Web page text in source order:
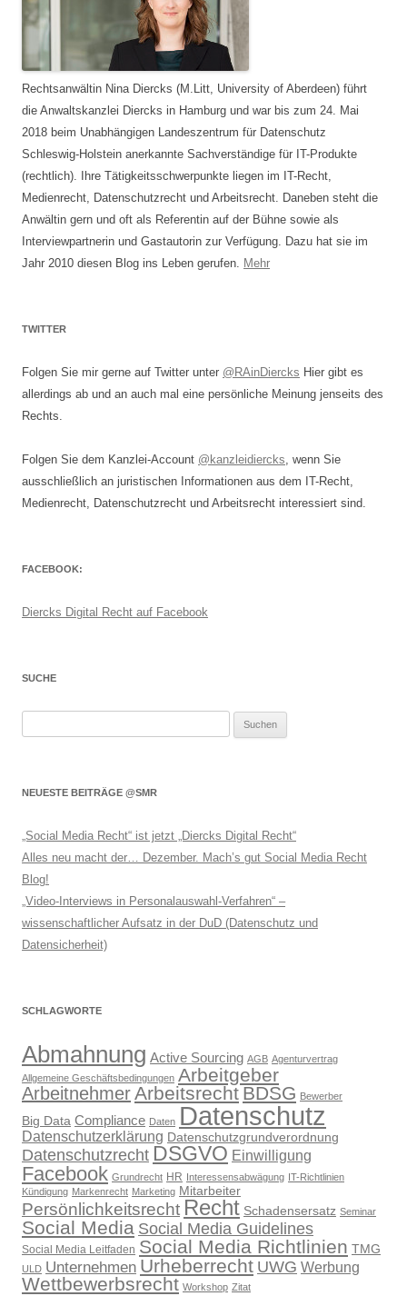
Rechtsanwältin Nina Diercks (M.Litt, University of Aberdeen) führt
die Anwaltskanzlei Diercks in Hamburg und war bis zum 24. Mai
2018 beim Unabhängigen Landeszentrum für Datenschutz
Schleswig-Holstein anerkannte Sachverständige für IT-Produkte
(rechtlich). Ihre Tätigkeitsschwerpunkte liegen im IT-Recht,
Medienrecht, Datenschutzrecht und Arbeitsrecht. Daneben steht die
Anwältin gern und oft als Referentin auf der Bühne sowie als
Interviewpartnerin und Gastautorin zur Verfügung. Dazu hat sie im
Jahr 2010 diesen Blog ins Leben gerufen. Mehr
TWITTER
Folgen Sie mir gerne auf Twitter unter @RAinDiercks Hier gibt es
allerdings ab und an auch mal eine persönliche Meinung jenseits des
Rechts.
Folgen Sie dem Kanzlei-Account @kanzleidiercks, wenn Sie
ausschließlich an juristischen Informationen aus dem IT-Recht,
Medienrecht, Datenschutzrecht und Arbeitsrecht interessiert sind.
FACEBOOK:
Diercks Digital Recht auf Facebook
SUCHE
NEUESTE BEITRÄGE @SMR
„Social Media Recht“ ist jetzt „Diercks Digital Recht“
Alles neu macht der… Dezember. Mach’s gut Social Media Recht
Blog!
„Video-Interviews in Personalauswahl-Verfahren“ –
wissenschaftlicher Aufsatz in der DuD (Datenschutz und
Datensicherheit)
SCHLAGWORTE
Abmahnung Active Sourcing AGB Agenturvertrag
Allgemeine Geschäftsbedingungen Arbeitgeber
ArbeitnehmerArbeitsrecht BDSG Bewerber
Big Data Compliance Daten Datenschutz
Datenschutzerklärung Datenschutzgrundverordnung
Datenschutzrecht DSGVO Einwilligung
Facebook Grundrecht HR Interessensabwägung IT-Richtlinien
Kündigung Markenrecht Marketing Mitarbeiter
Persönlichkeitsrecht Recht Schadensersatz Seminar
Social Media Social Media Guidelines
Social Media Leitfaden Social Media Richtlinien TMG
ULD Unternehmen Urheberrecht UWG Werbung
Wettbewerbsrecht Workshop Zitat